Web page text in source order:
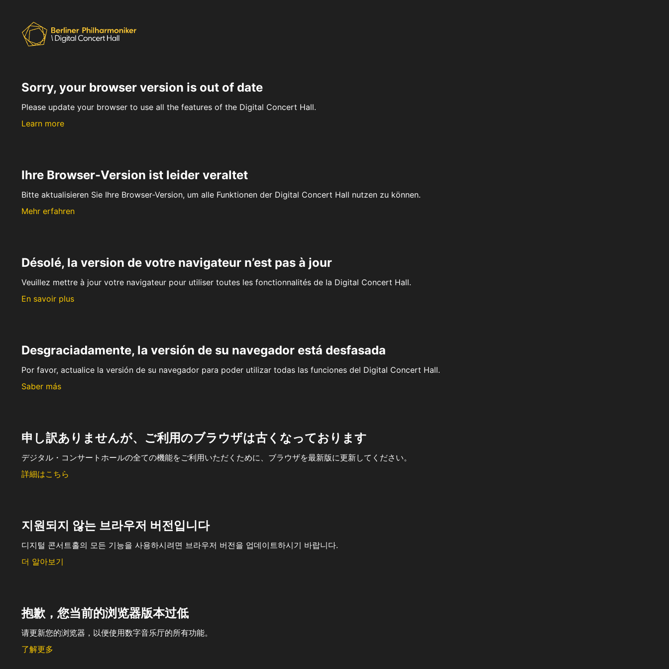
Sorry, your browser version is out of date
Please update your browser to use all the features of the Digital Concert Hall.
Learn more
Ihre Browser-Version ist leider veraltet
Bitte aktualisieren Sie Ihre Browser-Version, um alle Funktionen der Digital Concert Hall nutzen zu können.
Mehr erfahren
Désolé, la version de votre navigateur n’est pas à jour
Veuillez mettre à jour votre navigateur pour utiliser toutes les fonctionnalités de la Digital Concert Hall.
En savoir plus
Desgraciadamente, la versión de su navegador está desfasada
Por favor, actualice la versión de su navegador para poder utilizar todas las funciones del Digital Concert Hall.
Saber más
申し訳ありませんが、ご利用のブラウザは古くなっております
デジタル・コンサートホールの全ての機能をご利用いただくために、ブラウザを最新版に更新してください。
詳細はこちら
지원되지 않는 브라우저 버전입니다
디지털 콘서트홀의 모든 기능을 사용하시려면 브라우저 버전을 업데이트하시기 바랍니다.
더 알아보기
抱歉，您当前的浏览器版本过低
请更新您的浏览器，以便使用数字音乐厅的所有功能。
了解更多